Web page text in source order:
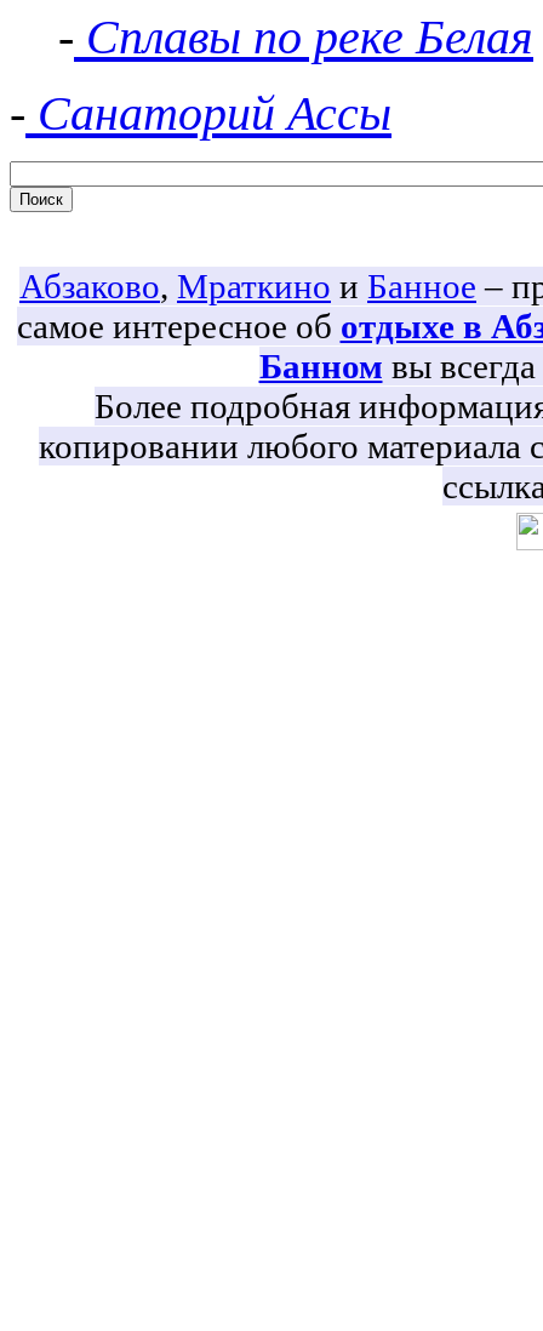
- Сплавы по реке Белая
- Санаторий Ассы
Абзаково, Мраткино и Банное –
самое интересное об отдыхе в
Банном вы
Более подробная
копировании любого материала